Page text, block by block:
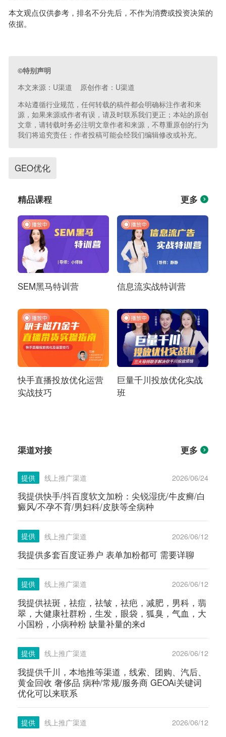
本文观点仅供参考，排名不分先后，不作为消费或投资决策的
依据。
©特别声明
本文来源：U渠道 原创作者：U渠道
本站遵循行业规范，任何转载的稿件都会明确标注作者和来
源，如果来源或作者有误，请及时联系我们更正；本站的原创
文章，请转载时务必注明文章作者和来源，不尊重原创的行为
我们将追究责任；作者投稿可能会经我们编辑修改或补充。
GEO优化
精品课程 更多
SEM黑马特训营 信息流实战特训营
快手直播投放优化运营
实战技巧
巨量千川投放优化实战
班
渠道对接 更多
提供 线上推广渠道 2026/06/24
我提供快手/抖百度软文加粉：尖锐湿疣/牛皮癣/白
癜风/不孕不育/男妇科/皮肤等全病种
提供 线上推广渠道 2026/06/12
我提供多套百度证券户 表单加粉都可 需要详聊
提供 线上推广渠道 2026/06/12
我提供祛斑，祛痘，祛皱，祛疤，减肥，男科，翡
翠，大健康社群粉，生发，眼袋，狐臭，气血，大
小国粉，小病种粉 缺量补量的来d
提供 线上推广渠道 2026/06/12
我提供千川，本地推等渠道，线索、团购、汽后、
黄金回收 奢侈品 病种/常规/服务商 GEOAi关键词
优化可以来联系
提供 线上推广渠道 2026/06/12